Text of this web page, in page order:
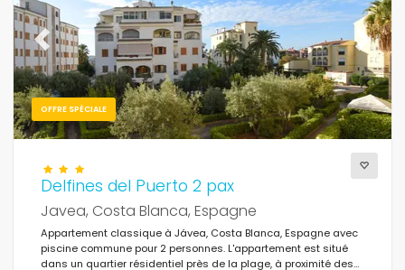
Votre sélection(184)
Effacer les filtres
OFFRE SPÉCIALE
Previous Next
Delfines del Puerto 2 pax
Javea, Costa Blanca, Espagne
Appartement classique à Jávea, Costa Blanca, Espagne avec
piscine commune pour 2 personnes. L'appartement est situé
dans un quartier résidentiel près de la plage, à proximité des